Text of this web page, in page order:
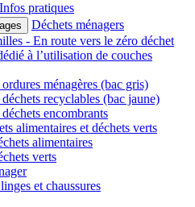
Infos pratiques
Déchets ménagers
- En route vers le zéro déchet
à l’utilisation de couches
ménagères (bac gris)
recyclables (bac jaune)
encombrants
alimentaires et déchets verts
alimentaires
verts
et chaussures